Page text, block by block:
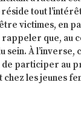
réside tout
victimes, en
que, au
À l’inverse,
de participer au
les jeunes